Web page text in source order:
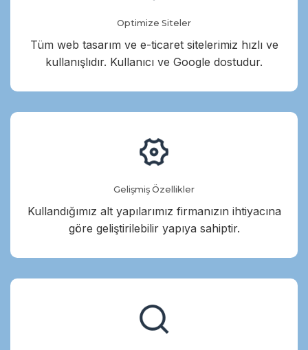
Optimize Siteler
Tüm web tasarım ve e-ticaret sitelerimiz hızlı ve
kullanışlıdır. Kullanıcı ve Google dostudur.
Gelişmiş Özellikler
Kullandığımız alt yapılarımız firmanızın ihtiyacına
göre geliştirilebilir yapıya sahiptir.